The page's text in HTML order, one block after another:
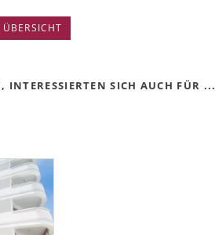
INTERESSIERTEN SICH AUCH FÜR ...